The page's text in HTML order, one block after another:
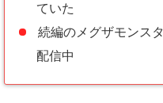
ていた
続編のメグザモンス
配信中